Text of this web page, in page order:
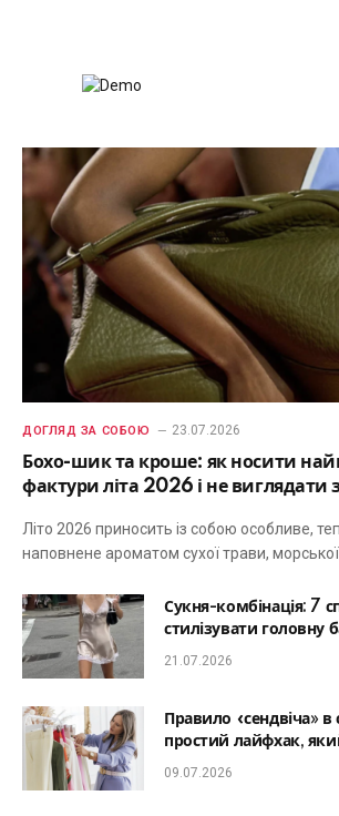
ДОГЛЯД ЗА СОБОЮ 23.07.2026
Бохо-шик та кроше: як носити
фактури літа 2026 і не виглядати
Літо 2026 приносить із собою особливе,
наповнене ароматом сухої трави, морської
Сукня-комбінація: 7
стилізувати головну
до романтичної вечері
21.07.2026
Правило «сендвіча» в
простий лайфхак,
який образ
09.07.2026